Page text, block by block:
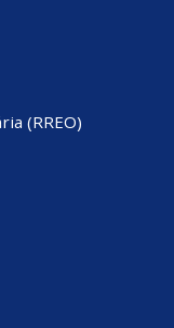
(RREO)